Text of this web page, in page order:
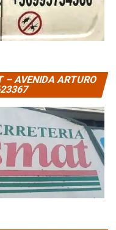
– AVENIDA ARTURO